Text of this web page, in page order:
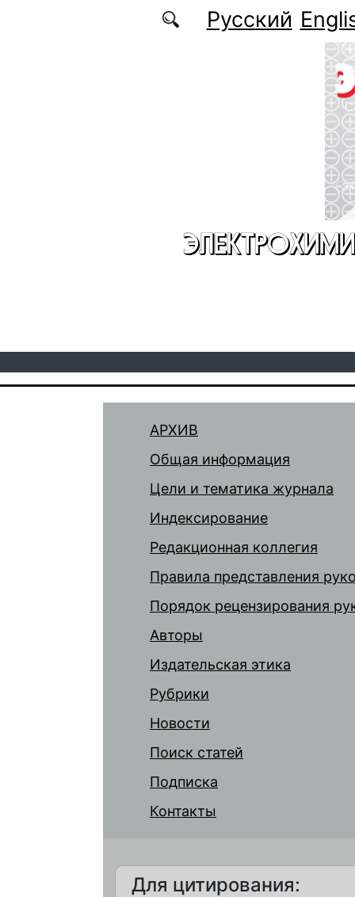
Перейти к основному содержаниюРусский
АРХИВ
Общая информация
Цели и тематика журнала
Индексирование
Редакционная коллегия
Правила представления
Порядок рецензирования
Авторы
Издательская этика
Рубрики
Новости
Поиск статей
Подписка
Контакты
Для цитирования: